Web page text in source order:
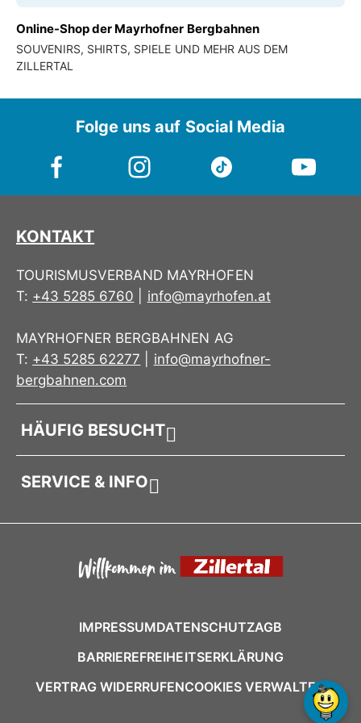
Online-Shop der Mayrhofner Bergbahnen
SOUVENIRS, SHIRTS, SPIELE UND MEHR AUS DEM
ZILLERTAL
Folge uns auf Social Media
KONTAKT
TOURISMUSVERBAND MAYRHOFEN
T: +43 5285 6760 info@mayrhofen.at
MAYRHOFNER BERGBAHNEN AG
T: +43 5285 62277
info@mayrhofner-
bergbahnen.com
HÄUFIG BESUCHT
SERVICE & INFO
IMPRESSUMDATENSCHUTZAGB
BARRIEREFREIHEITSERKLÄRUNG
VERTRAG WIDERRUFENCOOKIES VERWALTEN